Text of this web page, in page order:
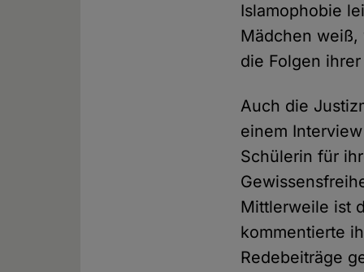
Islamophobie
Mädchen
die Folgen
Auch die
einem
Schülerin für
Mittlerweile ist
kommentierte
Redebeiträge